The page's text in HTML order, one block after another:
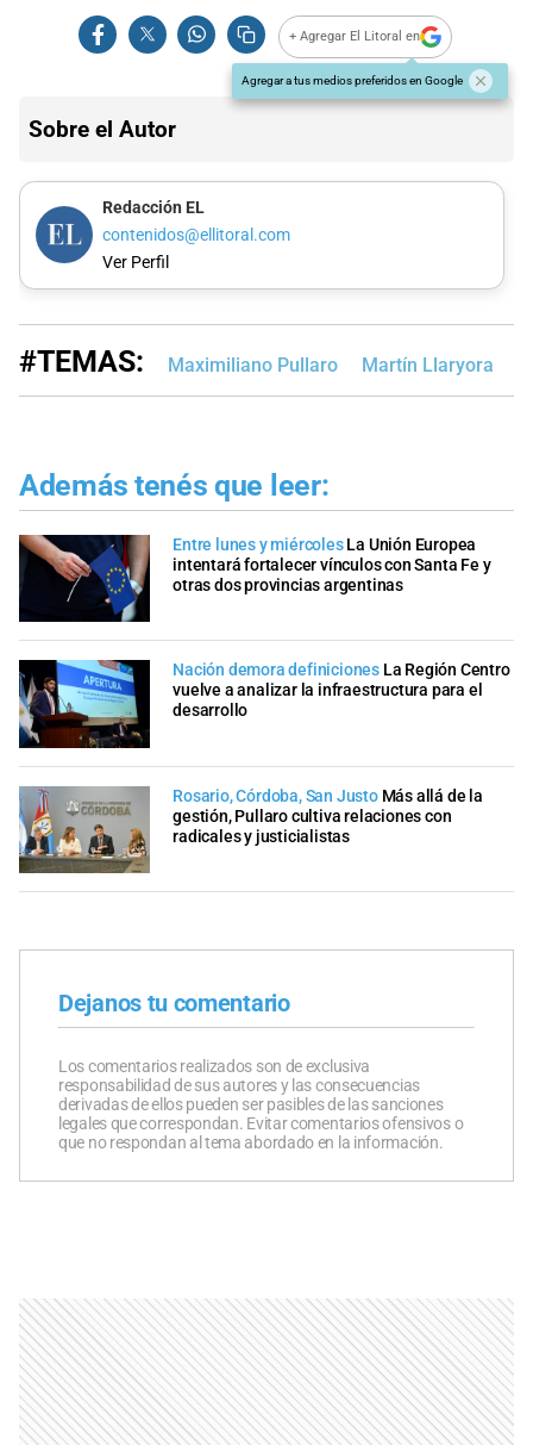
+ Agregar El Litoral en
Agregar a tus medios preferidos en Google
Sobre el Autor
Redacción EL
contenidos@ellitoral.com
Ver Perfil
#TEMAS: Maximiliano Pullaro Martín Llaryora
Además tenés que leer:
Entre lunes y miércoles La Unión Europea
intentará fortalecer vínculos con Santa Fe y
otras dos provincias argentinas
Nación demora definiciones La Región Centro
vuelve a analizar la infraestructura para el
desarrollo
Rosario, Córdoba, San Justo Más allá de la
gestión, Pullaro cultiva relaciones con
radicales y justicialistas
Dejanos tu comentario
Los comentarios realizados son de exclusiva
responsabilidad de sus autores y las consecuencias
derivadas de ellos pueden ser pasibles de las sanciones
legales que correspondan. Evitar comentarios ofensivos o
que no respondan al tema abordado en la información.